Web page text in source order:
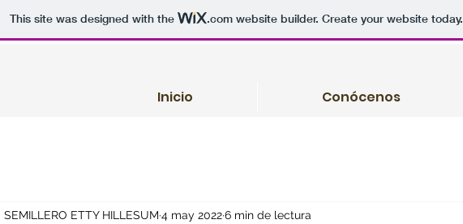
This site was designed with the .comwebsite builder. Create your website today.
Inicio Conócenos
SEMILLERO ETTY HILLESUM 4 may 20226 min de lectura